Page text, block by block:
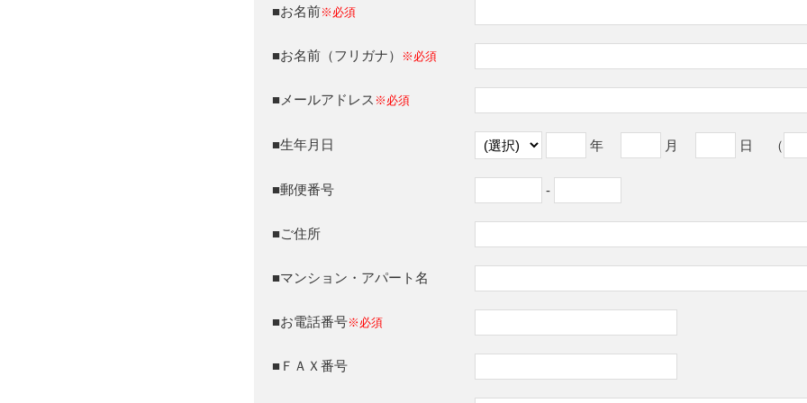
■お名前※必須
■お名前（フリガナ） ※必須
■メールアドレス ※必須
■生年月日 年 月 日 （
■郵便番号 -
■ご住所
■マンション・アパート名
■お電話番号※必須
■ＦＡＸ番号